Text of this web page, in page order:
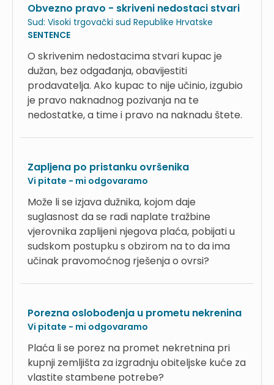
Obvezno pravo - skriveni nedostaci stvari
Sud: Visoki trgovački sud Republike Hrvatske
SENTENCE
O skrivenim nedostacima stvari kupac je
dužan, bez odgađanja, obavijestiti
prodavatelja. Ako kupac to nije učinio, izgubio
je pravo naknadnog pozivanja na te
nedostatke, a time i pravo na naknadu štete.
Zapljena po pristanku ovršenika
Vi pitate - mi odgovaramo
Može li se izjava dužnika, kojom daje
suglasnost da se radi naplate tražbine
vjerovnika zaplijeni njegova plaća, pobijati u
sudskom postupku s obzirom na to da ima
učinak pravomoćnog rješenja o ovrsi?
Porezna oslobođenja u prometu nekrenina
Vi pitate - mi odgovaramo
Plaća li se porez na promet nekretnina pri
kupnji zemljišta za izgradnju obiteljske kuće za
vlastite stambene potrebe?